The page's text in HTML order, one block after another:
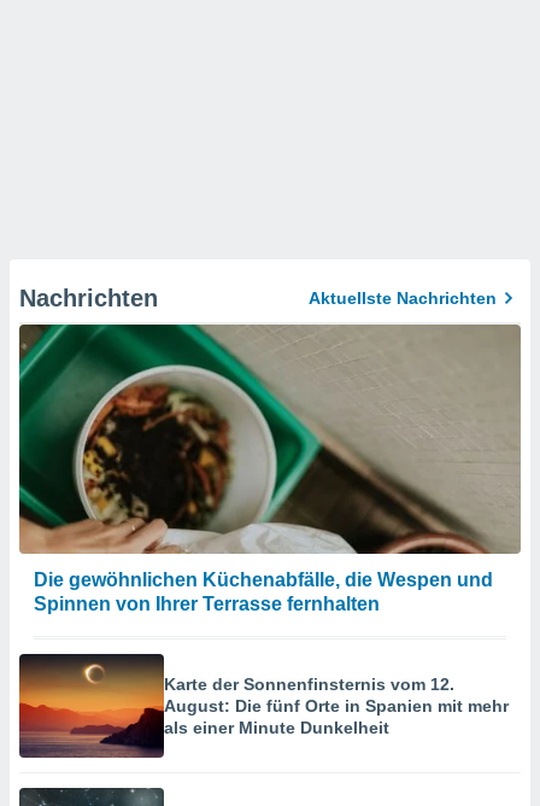
Nachrichten Aktuellste Nachrichten
Die gewöhnlichen Küchenabfälle, die Wespen und
Spinnen von Ihrer Terrasse fernhalten
Karte der Sonnenfinsternis vom 12.
August: Die fünf Orte in Spanien mit mehr
als einer Minute Dunkelheit